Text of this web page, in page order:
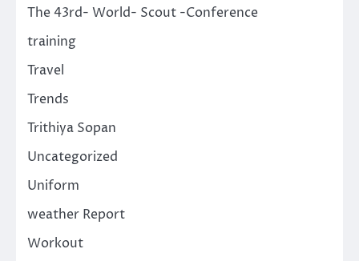
The 43rd- World- Scout -Conference
training
Travel
Trends
Trithiya Sopan
Uncategorized
Uniform
weather Report
Workout